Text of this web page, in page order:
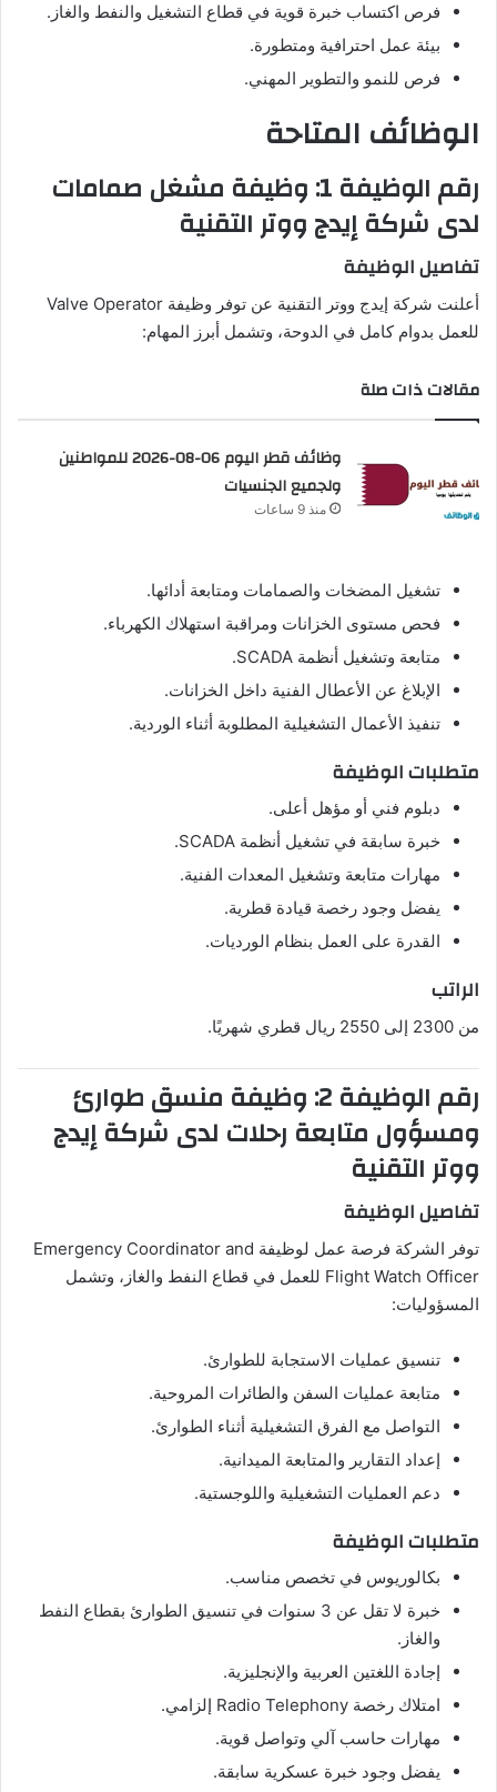
فرص اكتساب خبرة قوية في قطاع التشغيل والنفط والغاز.
بيئة عمل احترافية ومتطورة.
فرص للنمو والتطوير المهني.
الوظائف المتاحة
رقم الوظيفة 1: وظيفة مشغل صمامات
لدى شركة إيدج ووتر التقنية
تفاصيل الوظيفة
أعلنت شركة إيدج ووتر التقنية عن توفر وظيفة Valve Operator
للعمل بدوام كامل في الدوحة، وتشمل أبرز المهام:
مقالات ذات صلة
وظائف قطر اليوم 06-08-2026 للمواطنين
ولجميع الجنسيات
منذ 9 ساعات
تشغيل المضخات والصمامات ومتابعة أدائها.
فحص مستوى الخزانات ومراقبة استهلاك الكهرباء.
متابعة وتشغيل أنظمة SCADA.
الإبلاغ عن الأعطال الفنية داخل الخزانات.
تنفيذ الأعمال التشغيلية المطلوبة أثناء الوردية.
متطلبات الوظيفة
دبلوم فني أو مؤهل أعلى.
خبرة سابقة في تشغيل أنظمة SCADA.
مهارات متابعة وتشغيل المعدات الفنية.
يفضل وجود رخصة قيادة قطرية.
القدرة على العمل بنظام الورديات.
الراتب
من 2300 إلى 2550 ريال قطري شهريًا.
رقم الوظيفة 2: وظيفة منسق طوارئ
ومسؤول متابعة رحلات لدى شركة إيدج
ووتر التقنية
تفاصيل الوظيفة
توفر الشركة فرصة عمل لوظيفة Emergency Coordinator and
Flight Watch Officer للعمل في قطاع النفط والغاز، وتشمل
المسؤوليات:
تنسيق عمليات الاستجابة للطوارئ.
متابعة عمليات السفن والطائرات المروحية.
التواصل مع الفرق التشغيلية أثناء الطوارئ.
إعداد التقارير والمتابعة الميدانية.
دعم العمليات التشغيلية واللوجستية.
متطلبات الوظيفة
بكالوريوس في تخصص مناسب.
خبرة لا تقل عن 3 سنوات في تنسيق الطوارئ بقطاع النفط
والغاز.
إجادة اللغتين العربية والإنجليزية.
امتلاك رخصة Radio Telephony إلزامي.
مهارات حاسب آلي وتواصل قوية.
يفضل وجود خبرة عسكرية سابقة.